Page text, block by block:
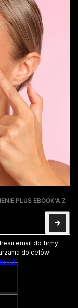
PLUS EBOOK'A Z
email do firmy
do celów
obowiązują na niej